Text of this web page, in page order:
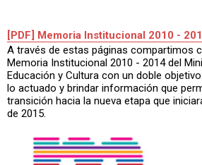
[PDF] Memoria Institucional 2010 -
A través de estas páginas compartimos
Memoria Institucional 2010 - 2014 del
Educación y Cultura con un doble
lo actuado y brindar información que
transición hacia la nueva etapa que
de 2015.